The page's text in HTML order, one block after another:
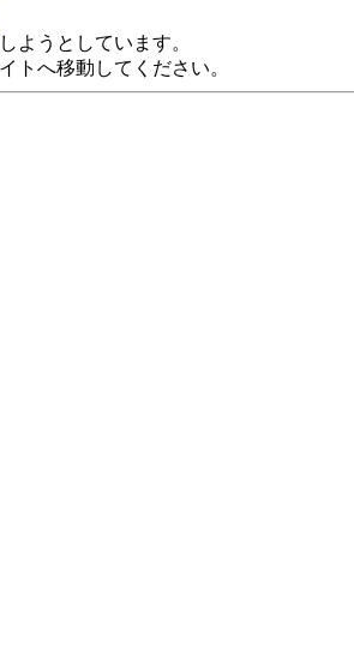
ようとしています。
トへ移動してください。